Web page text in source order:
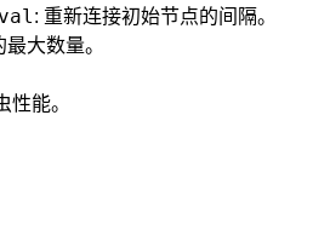
: 重新连接初始节点的间隔。
大数量。
性能。